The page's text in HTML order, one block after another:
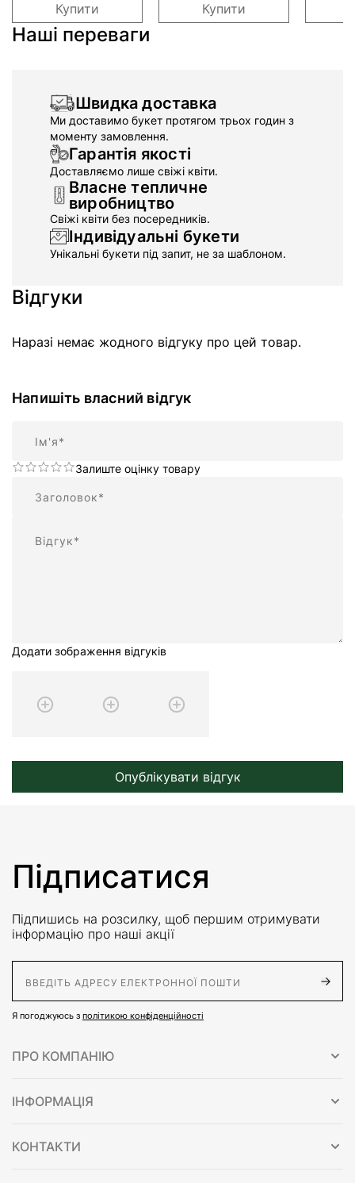
Купити Купити
Наші переваги
Швидка доставка
Ми доставимо букет протягом трьох годин з
моменту замовлення.
Гарантія якості
Доставляємо лише свіжі квіти.
Власне тепличне
виробництво
Свіжі квіти без посередників.
Індивідуальні букети
Унікальні букети під запит, не за шаблоном.
Відгуки
Наразі немає жодного відгуку про цей товар.
Напишіть власний відгук
Залиште оцінку товару
Додати зображення відгуків
Опублікувати відгук
Підписатися
Підпишись на розсилку, щоб першим отримувати
інформацію про наші акції
Я погоджуюсь з політикою конфіденційності
ПРО КОМПАНІЮ
ІНФОРМАЦІЯ
КОНТАКТИ